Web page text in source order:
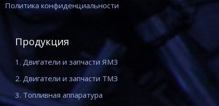
Политика конфиденциальности
Продукция
1. Двигатели и запчасти ЯМЗ
2. Двигатели и запчасти ТМЗ
3. Топливная аппаратура